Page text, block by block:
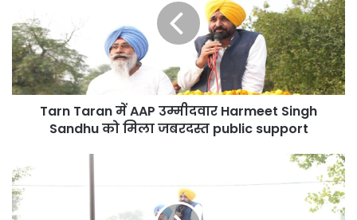
उम्मीदवार
Harmeet
Singh
Sandhu
को
Tarn Taran में AAP उम्मीदवार Harmeet Singh
Sandhu को मिला जबरदस्त public support
Taran
by-
election